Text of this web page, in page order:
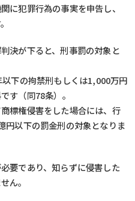
に犯罪行為の事実を申告し、
決が下ると、刑事罰の対象と
下の拘禁刑もしくは1,000万円
す（同78条）。
標権侵害をした場合には、行
円以下の罰金刑の対象となりま
要であり、知らずに侵害した
ん。